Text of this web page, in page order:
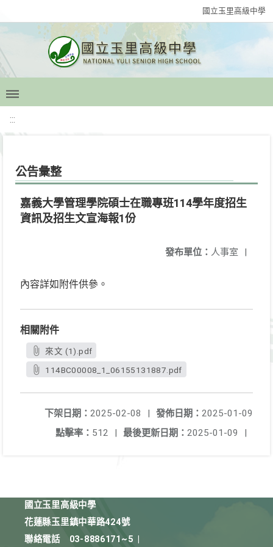
國立玉里高級中學
:::
公告彙整
嘉義大學管理學院碩士在職專班114學年度招生
資訊及招生文宣海報1份
發布單位： 人事室 |
內容詳如附件供參。
相關附件
來文 (1).pdf
114BC00008_1_06155131887.pdf
發佈日期： 2025-01-09
下架日期： 2025-02-08
|
最後更新日期： 2025-01-09 |
點擊率： 512 |
國立玉里高級中學
花蓮縣玉里鎮中華路424號
聯絡電話
03-8886171~5